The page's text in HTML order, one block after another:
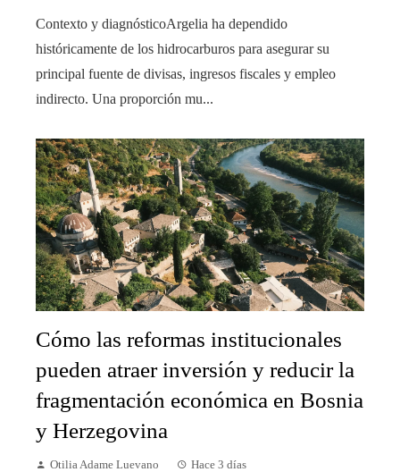
Contexto y diagnósticoArgelia ha dependido
históricamente de los hidrocarburos para asegurar su
principal fuente de divisas, ingresos fiscales y empleo
indirecto. Una proporción mu...
Cómo las reformas institucionales
pueden atraer inversión y reducir la
fragmentación económica en Bosnia
y Herzegovina
Otilia Adame Luevano Hace 3 días